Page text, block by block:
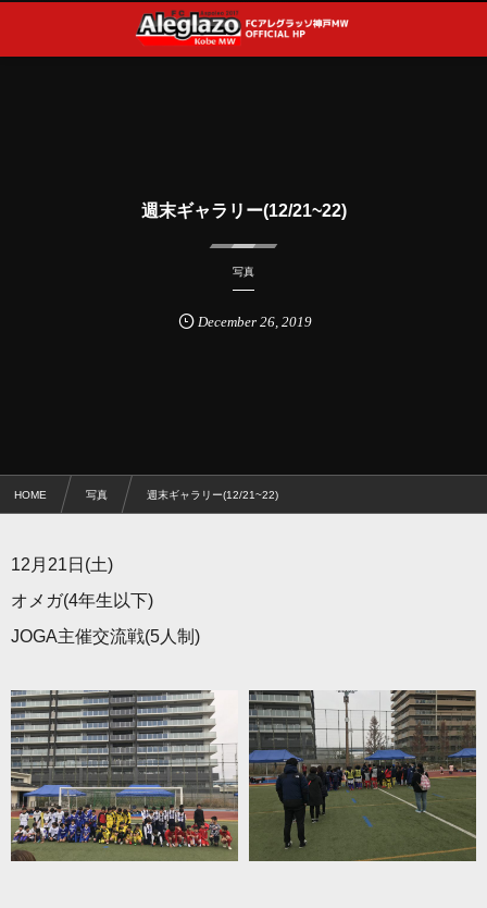
週末ギャラリー(12/21~22)
写真
December 26,2019
HOME 写真 週末ギャラリー(12/21~22)
12月21日(土)
オメガ(4年生以下)
JOGA主催交流戦(5人制)